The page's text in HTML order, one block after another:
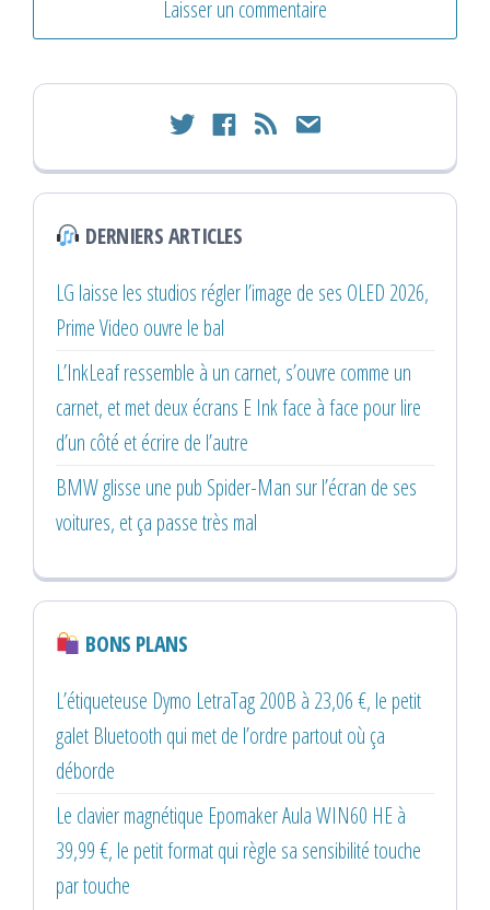
twitter facebook
rss email
DERNIERS ARTICLES
LG laisse les studios régler l’image de ses OLED 2026,
Prime Video ouvre le bal
L’InkLeaf ressemble à un carnet, s’ouvre comme un
carnet, et met deux écrans E Ink face à face pour lire
d’un côté et écrire de l’autre
BMW glisse une pub Spider-Man sur l’écran de ses
voitures, et ça passe très mal
BONS PLANS
L’étiqueteuse Dymo LetraTag 200B à 23,06 €, le petit
galet Bluetooth qui met de l’ordre partout où ça
déborde
Le clavier magnétique Epomaker Aula WIN60 HE à
39,99 €, le petit format qui règle sa sensibilité touche
par touche